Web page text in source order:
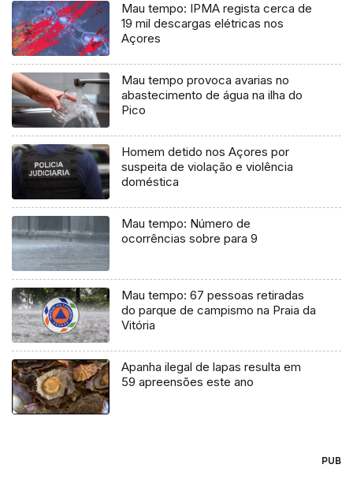
Mau tempo: IPMA regista cerca de
19 mil descargas elétricas nos
Açores
Mau tempo provoca avarias no
abastecimento de água na ilha do
Pico
Homem detido nos Açores por
suspeita de violação e violência
doméstica
Mau tempo: Número de
ocorrências sobre para 9
Mau tempo: 67 pessoas retiradas
do parque de campismo na Praia da
Vitória
Apanha ilegal de lapas resulta em
59 apreensões este ano
PUB